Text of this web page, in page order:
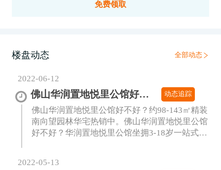
免费领取
楼盘动态 全部动态
2022-06-12
佛山华润置地悦里公馆好不好?约98-143㎡精装南向望园林华宅热销中 动态追踪
佛山华润置地悦里公馆好不好？约98-143㎡精装
南向望园林华宅热销中。佛山华润置地悦里公馆
好不好？华润置地悦里公馆坐拥3-18岁一站式教
2022-05-13